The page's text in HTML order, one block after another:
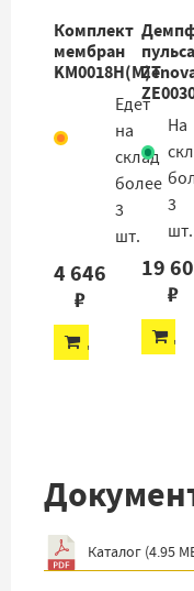
Комплект
мембран
KM0018H(M)T
Едет
на
склад
более
3
шт.
4 646
₽
ДОБАВИТЬ
На
3
шт.
19
₽
Каталог (4.95